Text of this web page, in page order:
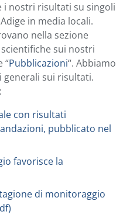
nostri risultati su singoli
in media locali.
nella sezione
sui nostri
“Pubblicazioni“. Abbiamo
sui risultati.
con risultati
pubblicato nel
favorisce la
di monitoraggio